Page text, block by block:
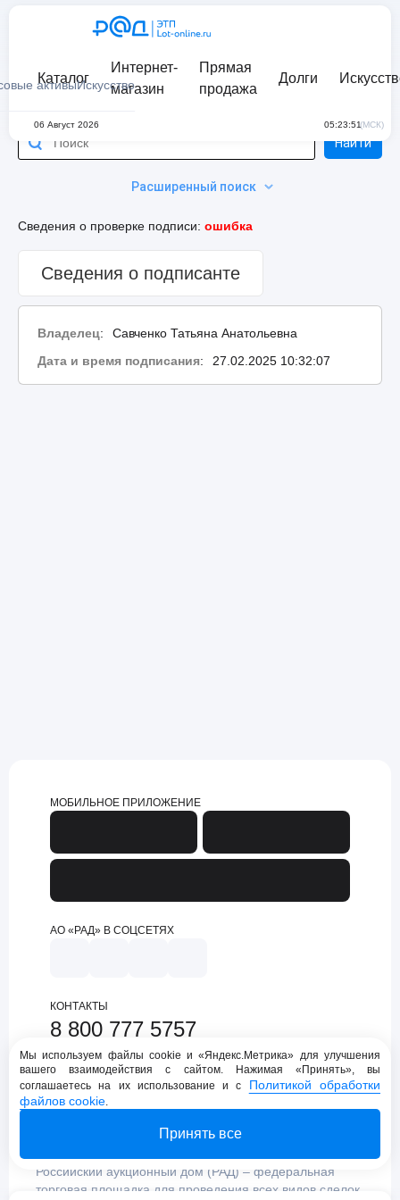
активыИскусство
Каталог
Интернет-
магазин
Прямая
продажа
Долги
06 Август 2026 05:23:51(МСК)
Расширенный поиск
Найти
Сведения о проверке подписи: ошибка
Сведения о подписанте
Владелец:
Савченко Татьяна Анатольевна
Дата и время подписания: 27.02.2025 10:32:07
МОБИЛЬНОЕ ПРИЛОЖЕНИЕ
АО «РАД» В СОЦСЕТЯХ
КОНТАКТЫ
8 800 777 5757
support@lot-online.ru
Техническая поддержка
Российский аукционный дом (РАД) – федеральная
торговая площадка для проведения всех видов сделок
Мы используем файлы cookie и «Яндекс.Метрика» для улучшения
вашего взаимодействия с сайтом. Нажимая «Принять», вы
соглашаетесь на их использование и с Политикой обработки
файлов cookie.
Принять все